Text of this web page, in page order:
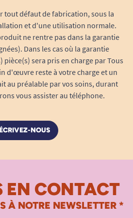
:Le backsheet textile
3 fois supérieure à
classique. La
intacte, sans déchirure ni
de déplacements répétés
prolongée.
avancée :
d’absorption
Cette fibre technique canalise
confort maximal en toutes
tout défaut de fabrication, sous la
et d'une utilisation normale.
ne rentre pas dans la garantie
Dans les cas où la garantie
sera pris en charge par Tous
d'œuvre reste à votre charge et un
au préalable par vos soins, durant
vous assister au téléphone.
NOUS
EN CONTACT
À NOTRE NEWSLETTER *